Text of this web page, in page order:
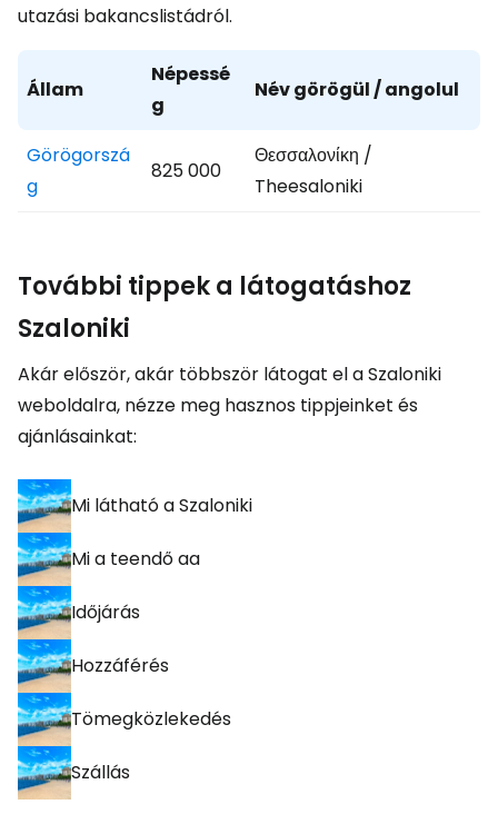
utazási bakancslistádról.
Állam
Népessé
g
Név görögül / angolul
Görögorszá
g
825 000
Θεσσαλονίκη /
Theesaloniki
További tippek a látogatáshoz
Szaloniki
Akár először, akár többször látogat el a Szaloniki
weboldalra, nézze meg hasznos tippjeinket és
ajánlásainkat:
Mi látható a Szaloniki
Mi a teendő aa
Időjárás
Hozzáférés
Tömegközlekedés
Szállás